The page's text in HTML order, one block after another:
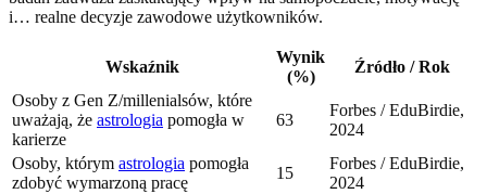
i… realne decyzje zawodowe użytkowników.
Wskaźnik
Wynik
(%)
Źródło / Rok
Osoby z Gen Z/millenialsów, które
uważają, że astrologia pomogła w
karierze
63
Forbes / EduBirdie,
2024
Osoby, którym astrologia pomogła
zdobyć wymarzoną pracę
15
Forbes / EduBirdie,
2024